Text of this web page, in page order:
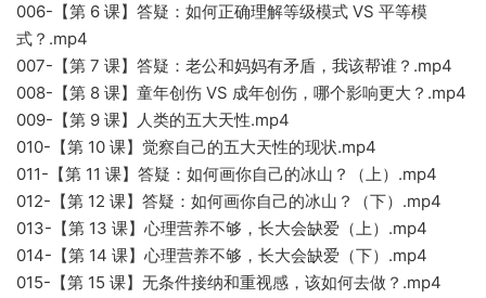
006-【第 6 课】答疑：如何正确理解等级模式 VS 平等模
式？.mp4
007-【第 7 课】答疑：老公和妈妈有矛盾，我该帮谁？.mp4
008-【第 8 课】童年创伤 VS 成年创伤，哪个影响更大？.mp4
009-【第 9 课】人类的五大天性.mp4
010-【第 10 课】觉察自己的五大天性的现状.mp4
011-【第 11 课】答疑：如何画你自己的冰山？（上）.mp4
012-【第 12 课】答疑：如何画你自己的冰山？（下）.mp4
013-【第 13 课】心理营养不够，长大会缺爱（上）.mp4
014-【第 14 课】心理营养不够，长大会缺爱（下）.mp4
015-【第 15 课】无条件接纳和重视感，该如何去做？.mp4